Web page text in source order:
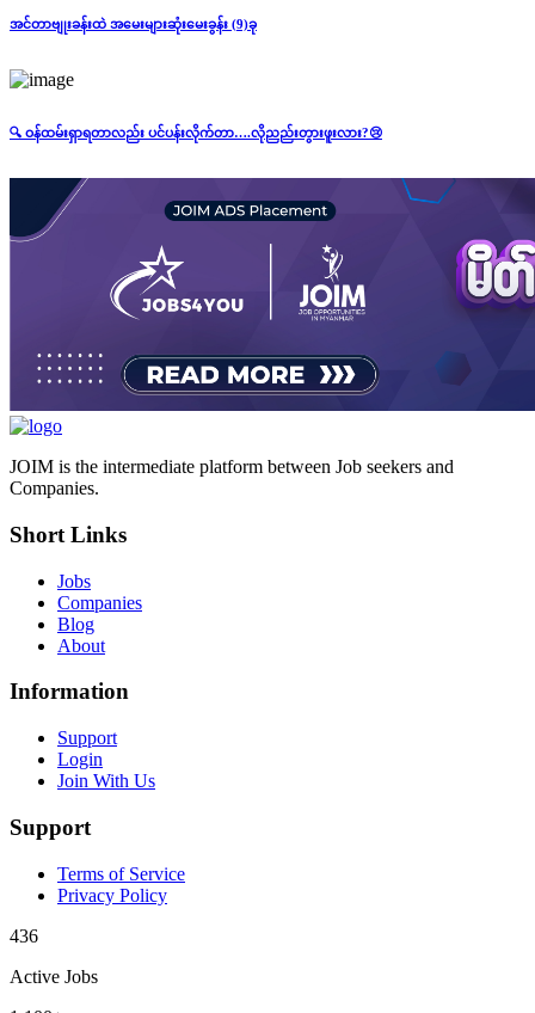
အင်တာဗျုးခန်းထဲ အမေးများဆုံးမေးခွန်း (9)ခု
🔍 ဝန်ထမ်းရှာရတာလည်း ပင်ပန်းလိုက်တာ….လိုညည်းတွားဖူးလား?😢
JOIM is the intermediate platform between Job seekers and
Companies.
Short Links
Jobs
Companies
Blog
About
Information
Support
Login
Join With Us
Support
Terms of Service
Privacy Policy
436
Active Jobs